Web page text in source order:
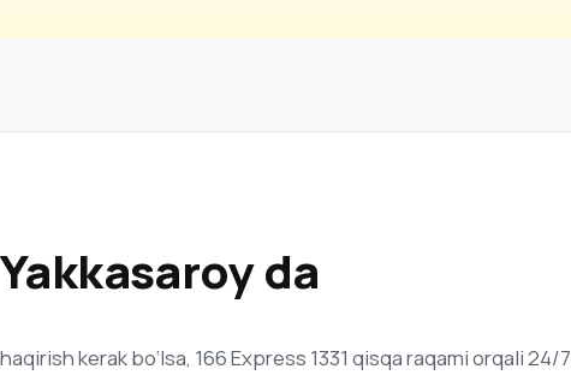
da
kerak bo‘lsa, 166 Express 1331 qisqa raqami orqali 24/7